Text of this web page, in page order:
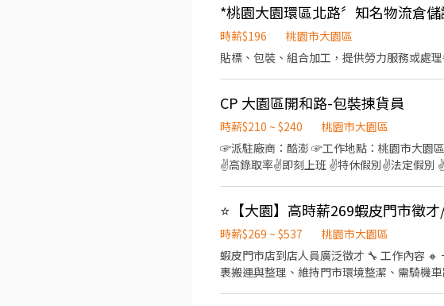
午14班：14:00－23:00 工作內容: 簡單分貨＋包裹整理 工作地點： 📍地址: 桃園市龜山區頂湖二街
━━━━━━━━━━━━━━━━━━━━━ ⚡酷財神
薪 $210 ▪ 晚班：18:00 - 03:00｜時薪 $240 地址: 桃1📍桃園市大園區建國路 桃3📍桃園市大園區中山南路 桃4📍桃園市觀音區玉
林路一段 桃5📍桃園市觀音區寶倉街 桃6📍桃
園市大園區開和路 ━━━━━━━━━━━━━━━━━━━━━ ❤️𝑳𝒊𝒏𝒆 𝑰𝑫：【
的姓名+電話+職缺截圖 以
時薪$196
桃園市大園區
貼標、包裝、組合加工，提供勞力服務或處
CP 大園區開和路-包裝揀貨員
時薪$210 ~ $240
桃園市大園區
☞派駐廠商：酷澎 ☞工作地點：桃園市大園
✌️高錄取率✌️即刻上班 ✌️特休假別✌️法定假別
時薪$269 ~ $537
桃園市大園區
蝦皮門市店到店人員廣泛徵才 🔧 工作內容 🔸 一般有人店：包裹收寄、搬運、收銀結帳、顧客服務與門市接待 🔸 智取無人店：包
裹搬運與整理、維持門市環境整潔、需騎機車跑不同店點（約3~5間智取店